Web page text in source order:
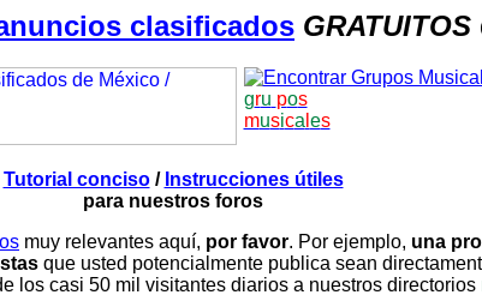
clasificados GRATUITOS
gru pos
musica es
Tutorial conciso/ Instrucciones útiles
para nuestros foros
muy relevantes aquí, por favor. Por ejemplo, una
que usted potencialmente publica sean
los casi 50 mil visitantes diarios a nuestros directorios